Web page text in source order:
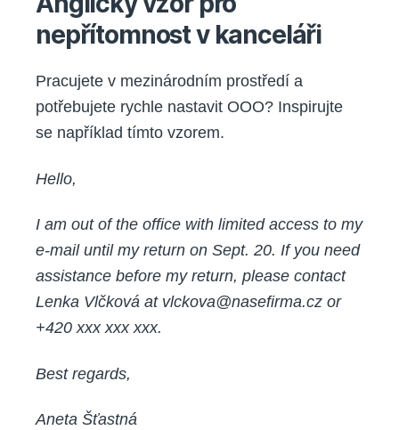
nepřítomnost v kanceláři
Pracujete v mezinárodním prostředí a
potřebujete rychle nastavit OOO? Inspirujte
se například tímto vzorem.
Hello,
I am out of the office with limited access to my
e-mail until my return on Sept. 20. If you need
assistance before my return, please contact
Lenka Vlčková at vlckova@nasefirma.cz or
+420 xxx xxx xxx.
Best regards,
Aneta Šťastná